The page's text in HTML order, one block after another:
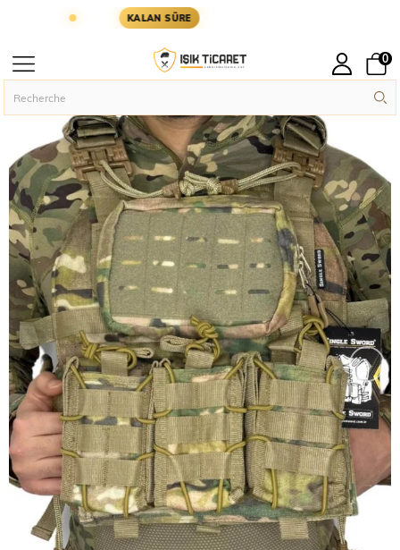
KALAN SÜRE KARGOYA YETİŞMESİ İÇİN KALAN
0
Page principal
›